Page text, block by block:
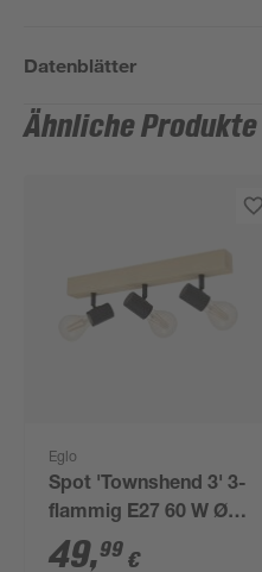
Datenblätter
Ähnliche Produkte
Eglo
Spot 'Townshend 3' 3-
flammig E27 60 W Ø 5
cm
49,99 €